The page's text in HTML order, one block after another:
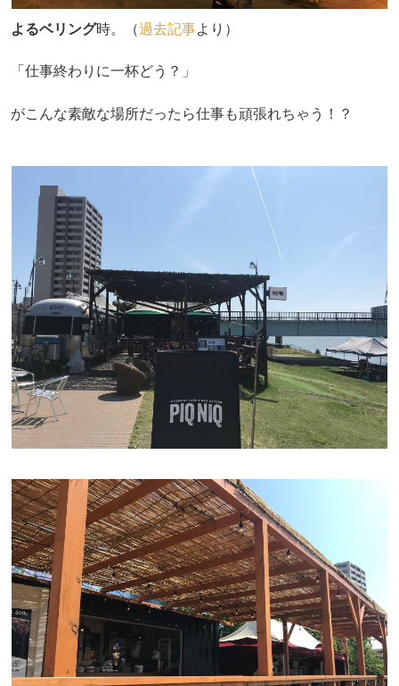
よるベリング時。（過去記事より）
「仕事終わりに一杯どう？」
がこんな素敵な場所だったら仕事も頑張れちゃう！？